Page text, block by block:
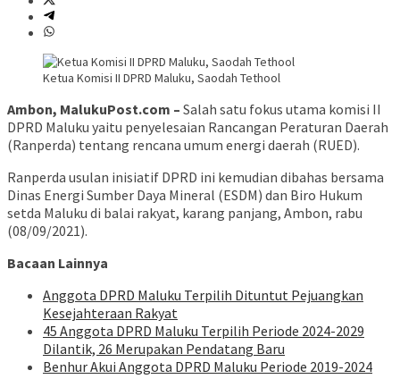
Ketua Komisi II DPRD Maluku, Saodah Tethool
Ambon, MalukuPost.com – Salah satu fokus utama komisi II
DPRD Maluku yaitu penyelesaian Rancangan Peraturan Daerah
(Ranperda) tentang rencana umum energi daerah (RUED).
Ranperda usulan inisiatif DPRD ini kemudian dibahas bersama
Dinas Energi Sumber Daya Mineral (ESDM) dan Biro Hukum
setda Maluku di balai rakyat, karang panjang, Ambon, rabu
(08/09/2021).
Bacaan Lainnya
Anggota DPRD Maluku Terpilih Dituntut Pejuangkan
Kesejahteraan Rakyat
45 Anggota DPRD Maluku Terpilih Periode 2024-2029
Dilantik, 26 Merupakan Pendatang Baru
Benhur Akui Anggota DPRD Maluku Periode 2019-2024